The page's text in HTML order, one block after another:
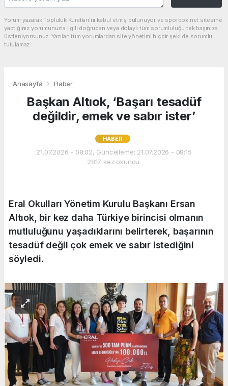
Yorum yazarak Topluluk Kuralları’nı kabul etmiş bulunuyor ve sporbox.net sitesine
yaptığınız yorumunuzla ilgili doğrudan veya dolaylı tüm sorumluluğu tek başınıza
üstleniyorsunuz. Yazılan tüm yorumlardan site yönetimi hiçbir şekilde sorumlu
tutulamaz.
Anasayfa Haber
Başkan Altıok, ‘Başarı tesadüf
değildir, emek ve sabır ister’
HABER
21.07.2026 - 08:02, Güncelleme: 21.07.2026 - 08:15
2817 kez okundu.
Eral Okulları Yönetim Kurulu Başkanı Ersan
Altıok, bir kez daha Türkiye birincisi olmanın
mutluluğunu yaşadıklarını belirterek, başarının
tesadüf değil çok emek ve sabır istediğini
söyledi.